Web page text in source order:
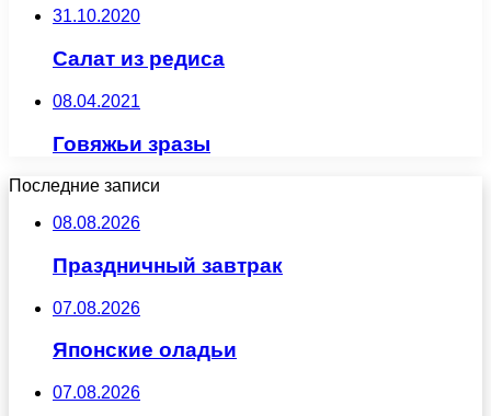
31.10.2020
Салат из редиса
08.04.2021
Говяжьи зразы
Последние записи
08.08.2026
Праздничный завтрак
07.08.2026
Японские оладьи
07.08.2026